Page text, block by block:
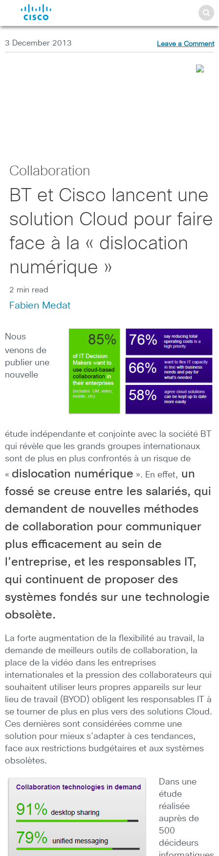
3 December 2013 Leave a Comment
Collaboration
BT et Cisco lancent une
solution Cloud pour faire
face à la « dislocation
numérique »
2 min read
Fabien Medat
Nous
venons de
publier une
nouvelle
étude indépendante et conjointe avec la société BT
qui révèle que les grands groupes internationaux
sont de plus en plus confrontés à un risque de
« dislocation numérique ». En effet, un
fossé se creuse entre les salariés, qui
demandent de nouvelles méthodes
de collaboration pour communiquer
plus efficacement au sein de
l’entreprise, et les responsables IT,
qui continuent de proposer des
systèmes fondés sur une technologie
obsolète.
La forte augmentation de la flexibilité au travail, la
demande de meilleurs outils de collaboration, la
place de la vidéo dans les entreprises
internationales et la pression des collaborateurs qui
souhaitent utiliser leurs propres appareils sur leur
lieu de travail (BYOD) obligent les responsables IT à
se tourner de plus en plus vers des solutions Cloud.
Ces dernières sont considérées comme une
solution pour mieux s’adapter à ces tendances,
face aux restrictions budgétaires et aux systèmes
obsolètes.
Dans une
étude
réalisée
auprès de
500
décideurs